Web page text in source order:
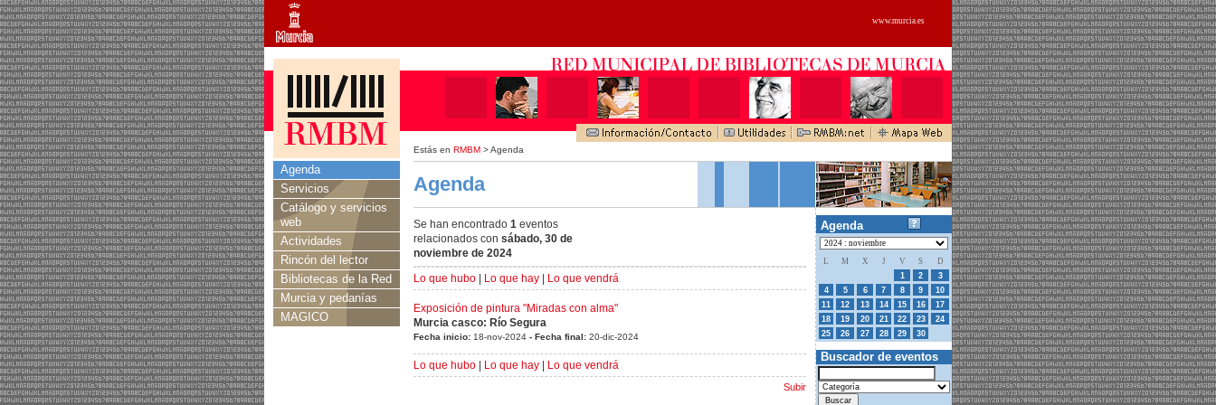
www.murcia.es
Estás en RMBM > Agenda
Agenda
Servicios
Catálogo y servicios
web
Actividades
Rincón del lector
Bibliotecas de la Red
Murcia y pedanías
MAGICO
Agenda
Se han encontrado 1 eventos
relacionados con sábado, 30 de
noviembre de 2024
Lo que hubo
Lo que hay Lo que vendrá
Exposición de pintura "Miradas con alma"
Murcia casco: Río Segura
Fecha inicio: 18-nov-2024 - Fecha final: 20-dic-2024
Lo que hubo Lo que hay Lo que vendrá
Subir
Agenda
L M X J V S
D
1 2
3
4
5 6 7 8 9
10
11
12 13 14 15 16
17
18
19 20 21 22 23
24
25
26 27 28 29 30
Buscador de eventos